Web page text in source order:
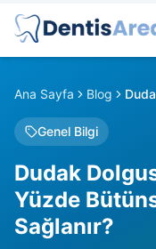
Ana Sayfa Blog
Genel Bilgi
Dudak
Yüzde
Sağlanır?